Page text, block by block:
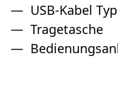
USB-Kabel
Tragetasche